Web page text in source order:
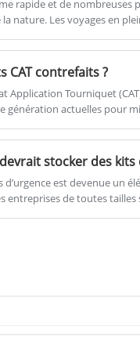
:Personnalisation
rapide et de nombreuses
nature. Les voyages en
ont vu le jour.
CAT contrefaits ?
Application Tourniquet
génération actuelles pour
manières suivantes :
finaux doivent être
pas à ces exemples
stocker des kits
est devenue un
entreprises de toutes